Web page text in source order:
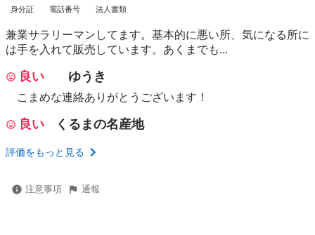
身分証 電話番号 法人書類
兼業サラリーマンしてます。基本的に悪い所、気になる所に
は手を入れて販売しています。あくまでも...
良い ゆうき
こまめな連絡ありがとうございます！
良い くるまの名産地
評価をもっと見る
注意事項 通報